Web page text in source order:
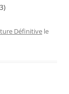
Définitive le